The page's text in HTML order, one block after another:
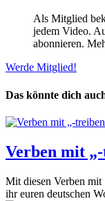
Als Mitglied
jedem Video.
abonnieren.
Werde Mitglied!
Das könnte dich
Verben mit
Mit diesen Verben
ihr euren deutschen